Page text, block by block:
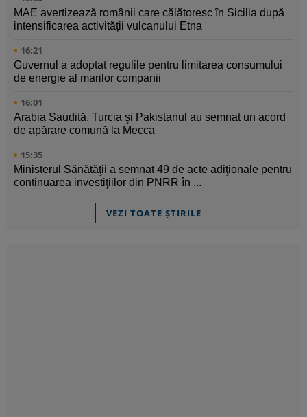
MAE avertizează românii care călătoresc în Sicilia după
intensificarea activității vulcanului Etna
16:21
Guvernul a adoptat regulile pentru limitarea consumului
de energie al marilor companii
16:01
Arabia Saudită, Turcia şi Pakistanul au semnat un acord
de apărare comună la Mecca
15:35
Ministerul Sănătăţii a semnat 49 de acte adiţionale pentru
continuarea investiţiilor din PNRR în ...
VEZI TOATE ȘTIRILE